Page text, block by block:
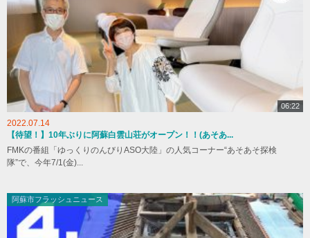
06:22
2022.07.14
【待望！】10年ぶりに阿蘇白雲山荘がオープン！！(あそあ...
FMKの番組「ゆっくりのんびりASO大陸」の人気コーナー“あそあそ探検
隊”で、今年7/1(金)...
阿蘇市フラッシュニュース